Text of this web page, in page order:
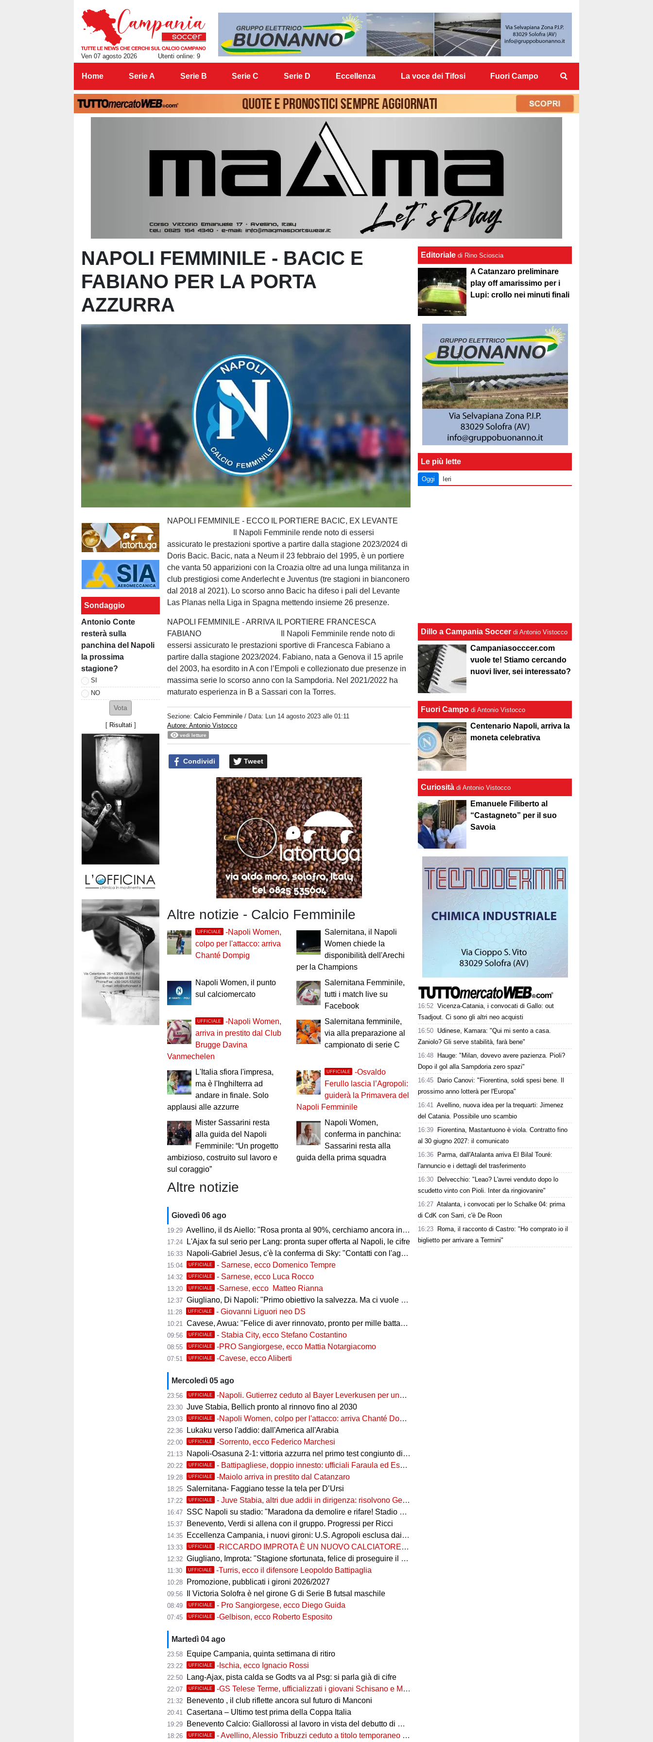
Ven 07 agosto 2026 Utenti online: 9
Home Serie A Serie B Serie C Serie D Eccellenza La voce dei Tifosi Fuori Campo
NAPOLI FEMMINILE - BACIC E
FABIANO PER LA PORTA
AZZURRA
Sondaggio
Antonio Conte
resterà sulla
panchina del Napoli
la prossima
stagione?
SI
NO
[ Risultati ]
NAPOLI FEMMINILE - ECCO IL PORTIERE BACIC, EX LEVANTE
Il Napoli Femminile rende noto di essersi
assicurato le prestazioni sportive a partire dalla stagione 2023/2024 di
Doris Bacic. Bacic, nata a Neum il 23 febbraio del 1995, è un portiere
che vanta 50 apparizioni con la Croazia oltre ad una lunga militanza in
club prestigiosi come Anderlecht e Juventus (tre stagioni in bianconero
dal 2018 al 2021). Lo scorso anno Bacic ha difeso i pali del Levante
Las Planas nella Liga in Spagna mettendo insieme 26 presenze.
NAPOLI FEMMINILE - ARRIVA IL PORTIERE FRANCESCA
FABIANO Il Napoli Femminile rende noto di
essersi assicurato le prestazioni sportive di Francesca Fabiano a
partire dalla stagione 2023/2024. Fabiano, nata a Genova il 15 aprile
del 2003, ha esordito in A con l’Empoli e collezionato due presenze in
massima serie lo scorso anno con la Sampdoria. Nel 2021/2022 ha
maturato esperienza in B a Sassari con la Torres.
Sezione:Calcio Femminile / Data: Lun 14 agosto 2023 alle 01:11
Autore: Antonio Vistocco
vedi letture
Condividi Tweet
Altre notizie - Calcio Femminile
UFFICIALE
-Napoli Women,
colpo per l'attacco: arriva
Chanté Dompig
Salernitana, il Napoli
Women chiede la
disponibilità dell'Arechi
per la Champions
Napoli Women, il punto
sul calciomercato
Salernitana Femminile,
tutti i match live su
Facebook
UFFICIALE
-Napoli Women,
arriva in prestito dal Club
Brugge Davina
Vanmechelen
Salernitana femminile,
via alla preparazione al
campionato di serie C
L'Italia sfiora l'impresa,
ma è l'Inghilterra ad
andare in finale. Solo
applausi alle azzurre
UFFICIALE
-Osvaldo
Ferullo lascia l’Agropoli:
guiderà la Primavera del
Napoli Femminile
Mister Sassarini resta
alla guida del Napoli
Femminile: “Un progetto
ambizioso, costruito sul lavoro e
sul coraggio”
Napoli Women,
conferma in panchina:
Sassarini resta alla
guida della prima squadra
Altre notizie
Giovedì 06 ago
19:29 Avellino, il ds Aiello: "Rosa pronta al 90%, cerchiamo ancora innesti di qualità"
17:24 L'Ajax fa sul serio per Lang: pronta super offerta al Napoli, le cifre
16:33 Napoli-Gabriel Jesus, c'è la conferma di Sky: "Contatti con l'agente, i dettagli"
15:04 UFFICIALE - Sarnese, ecco Domenico Tempre
14:32 UFFICIALE - Sarnese, ecco Luca Rocco
13:20 UFFICIALE -Sarnese, ecco Matteo Rianna
12:37 Giugliano, Di Napoli: "Primo obiettivo la salvezza. Ma ci vuole ambizione"
11:28 UFFICIALE - Giovanni Liguori neo DS
10:21 Cavese, Awua: "Felice di aver rinnovato, pronto per mille battaglie"
09:56 UFFICIALE - Stabia City, ecco Stefano Costantino
08:55 UFFICIALE -PRO Sangiorgese, ecco Mattia Notargiacomo
07:51 UFFICIALE -Cavese, ecco Aliberti
Mercoledì 05 ago
23:56 UFFICIALE -Napoli. Gutierrez ceduto al Bayer Leverkusen per una cifra record
23:30 Juve Stabia, Bellich pronto al rinnovo fino al 2030
23:03 UFFICIALE -Napoli Women, colpo per l'attacco: arriva Chanté Dompig
22:36 Lukaku verso l'addio: dall'America all'Arabia
22:00 UFFICIALE -Sorrento, ecco Federico Marchesi
21:13 Napoli-Osasuna 2-1: vittoria azzurra nel primo test congiunto di Castel di Sangro
20:22 UFFICIALE - Battipagliese, doppio innesto: ufficiali Faraula ed Esposito
19:28 UFFICIALE -Maiolo arriva in prestito dal Catanzaro
18:25 Salernitana- Faggiano tesse la tela per D’Ursi
17:22 UFFICIALE - Juve Stabia, altri due addii in dirigenza: risolvono Gerbo e Zanardini
16:47 SSC Napoli su stadio: "Maradona da demolire e rifare! Stadio nuovo in ex area Q8"
15:37 Benevento, Verdi si allena con il gruppo. Progressi per Ricci
14:35 Eccellenza Campania, i nuovi gironi: U.S. Agropoli esclusa dai ripescaggi
13:33 UFFICIALE -RICCARDO IMPROTA È UN NUOVO CALCIATORE DEL GIUGLIANO
12:32 Giugliano, Improta: "Stagione sfortunata, felice di proseguire il percorso"
11:30 UFFICIALE -Turris, ecco il difensore Leopoldo Battipaglia
10:28 Promozione, pubblicati i gironi 2026/2027
09:56 Il Victoria Solofra è nel girone G di Serie B futsal maschile
08:49 UFFICIALE - Pro Sangiorgese, ecco Diego Guida
07:45 UFFICIALE -Gelbison, ecco Roberto Esposito
Martedì 04 ago
23:58 Equipe Campania, quinta settimana di ritiro
23:22 UFFICIALE -Ischia, ecco Ignacio Rossi
22:50 Lang-Ajax, pista calda se Godts va al Psg: si parla già di cifre
22:07 UFFICIALE -GS Telese Terme, ufficializzati i giovani Schisano e Miretto
21:32 Benevento , il club riflette ancora sul futuro di Manconi
20:41 Casertana – Ultimo test prima della Coppa Italia
19:29 Benevento Calcio: Giallorossi al lavoro in vista del debutto di Coppa Italia
18:26 UFFICIALE - Avellino, Alessio Tribuzzi ceduto a titolo temporaneo al Bari
Editoriale di Rino Scioscia
A Catanzaro preliminare
play off amarissimo per i
Lupi: crollo nei minuti finali
Le più lette
Oggi Ieri
Dillo a Campania Soccer di Antonio Vistocco
Campaniasocccer.com
vuole te! Stiamo cercando
nuovi liver, sei interessato?
Fuori Campo di Antonio Vistocco
Centenario Napoli, arriva la
moneta celebrativa
Curiosità di Antonio Vistocco
Emanuele Filiberto al
“Castagneto” per il suo
Savoia
16:52 Vicenza-Catania, i convocati di Gallo: out
Tsadjout. Ci sono gli altri neo acquisti
16:50 Udinese, Kamara: "Qui mi sento a casa.
Zaniolo? Gli serve stabilità, farà bene"
16:48
Hauge: "Milan, dovevo avere pazienza. Pioli?
Dopo il gol alla Sampdoria zero spazi"
16:45
Dario Canovi: "Fiorentina, soldi spesi bene. Il
prossimo anno lotterà per l'Europa"
16:41 Avellino, nuova idea per la trequarti: Jimenez
del Catania. Possibile uno scambio
16:39
Fiorentina, Mastantuono è viola. Contratto fino
al 30 giugno 2027: il comunicato
16:36
Parma, dall'Atalanta arriva El Bilal Touré:
l'annuncio e i dettagli del trasferimento
16:30
Delvecchio: "Leao? L'avrei venduto dopo lo
scudetto vinto con Pioli. Inter da ringiovanire"
16:27 Atalanta, i convocati per lo Schalke 04: prima
di CdK con Sarri, c'è De Roon
16:23
Roma, il racconto di Castro: "Ho comprato io il
biglietto per arrivare a Termini"